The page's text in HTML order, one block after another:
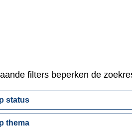
filters beperken de